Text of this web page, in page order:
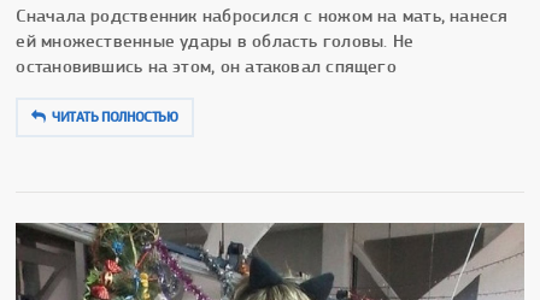
Сначала родственник набросился с ножом на мать, нанеся
ей множественные удары в область головы. Не
остановившись на этом, он атаковал спящего
ЧИТАТЬ ПОЛНОСТЬЮ